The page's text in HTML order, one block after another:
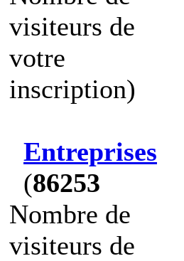
visiteurs de
votre
inscription)
Entreprises
(86253
Nombre de
visiteurs de